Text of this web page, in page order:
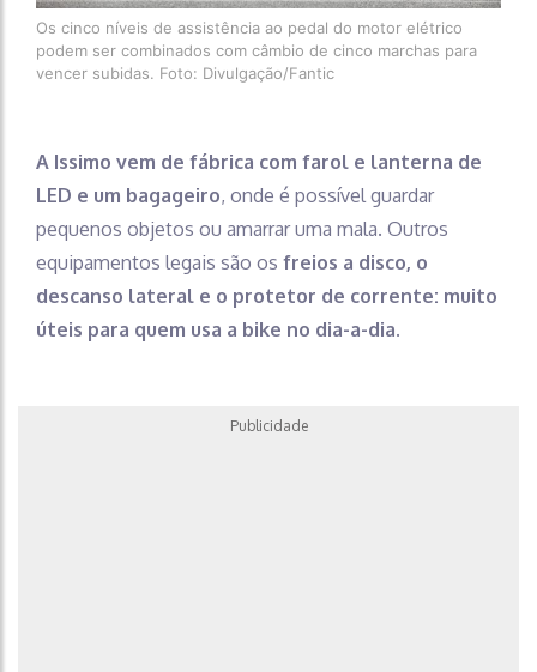
Os cinco níveis de assistência ao pedal do motor elétrico
podem ser combinados com câmbio de cinco marchas para
vencer subidas. Foto: Divulgação/Fantic
A Issimo vem de fábrica com farol e lanterna de
LED e um bagageiro, onde é possível guardar
pequenos objetos ou amarrar uma mala. Outros
equipamentos legais são os freios a disco, o
descanso lateral e o protetor de corrente: muito
úteis para quem usa a bike no dia-a-dia.
Publicidade